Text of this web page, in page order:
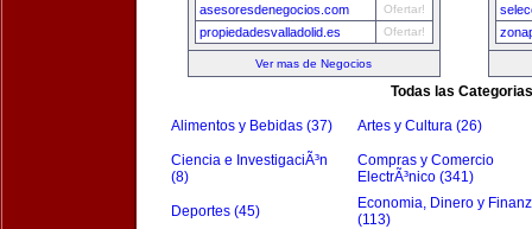
asesoresdenegocios.com Ofertar!
propiedadesvalladolid.es Ofertar!
Ver mas de Negocios
Todas las Categorias
Alimentos y Bebidas (37) Artes y Cultura (26)
Ciencia e InvestigaciÃ³n
(8)
Compras y Comercio
ElectrÃ³nico (341)
Deportes (45)
Economia, Dinero y
(113)